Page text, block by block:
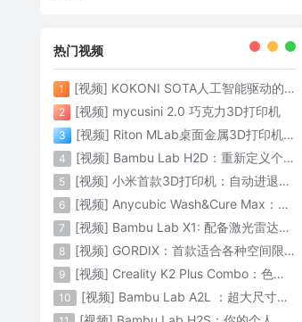
热门视频
1 [视频] KOKONI SOTA人工智能驱动的3D打印革命 倒立打印600mm/s
2 [视频] mycusini 2.0 巧克力3D打印机
3 [视频] Riton MLab桌面金属3D打印机：体积小性能强大
4 [视频] Bambu Lab H2D：重新定义个人智造
5 [视频] 小米首款3D打印机：自动进退料、AI云切片、人脸拍照建模 3D玩家兴趣首选
6 [视频] Anycubic Wash&Cure Max：清洗+后固化二合一设备
7 [视频] Bambu Lab X1: 配备激光雷达和人工智能的CoreXY彩色3D打印机
8 [视频] GORDIX：首款适合各种空间限制的3合1便携式数控机床
9 [视频] Creality K2 Plus Combo：色彩与尺寸的史诗级飞跃
10 [视频] Bambu Lab A2L ：超大尺寸家用打印机 告别拆件 轻松一体成型